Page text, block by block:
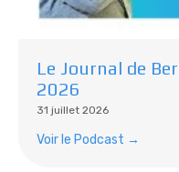
Le Journal de
2026
31 juillet 2026
Voir le Podcast →